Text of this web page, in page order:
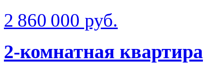
2 860 000 руб.
2-комнатная квартира